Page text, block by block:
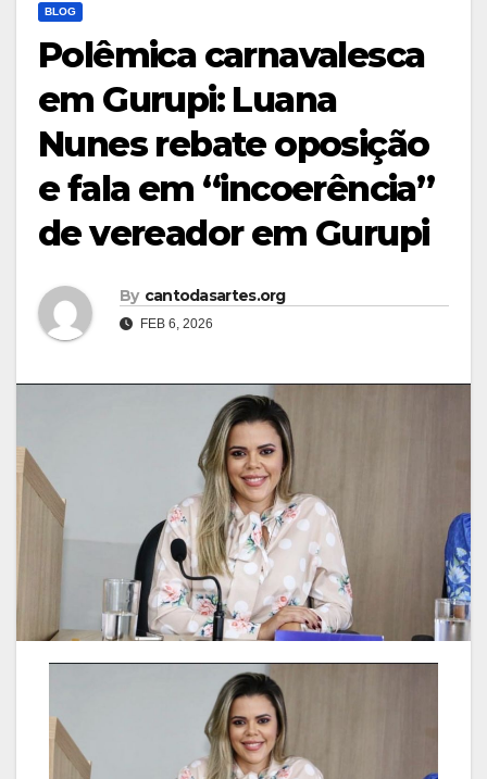
BLOG
Polêmica carnavalesca
em Gurupi: Luana
Nunes rebate oposição
e fala em “incoerência”
de vereador em Gurupi
By cantodasartes.org
FEB 6, 2026